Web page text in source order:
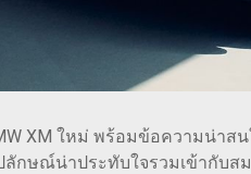
XM ใหม่ พร้อมข้อความน่า
ลักษณ์น่าประทับใจรวมเข้ากับ